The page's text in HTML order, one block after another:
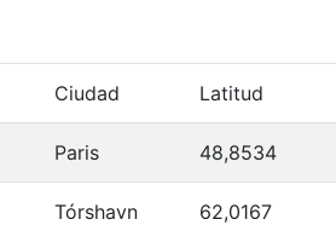
Ciudad Latitud
Paris 48,8534
Tórshavn 62,0167